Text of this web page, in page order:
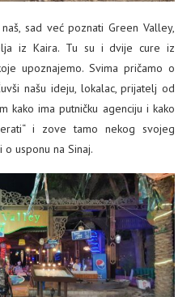
sad već poznati Green Valley,
iz Kaira. Tu su i dvije cure iz
upoznajemo. Svima pričamo o
našu ideju, lokalac, prijatelj od
kako ima putničku agenciju i kako
i zove tamo nekog svojeg
usponu na Sinaj.